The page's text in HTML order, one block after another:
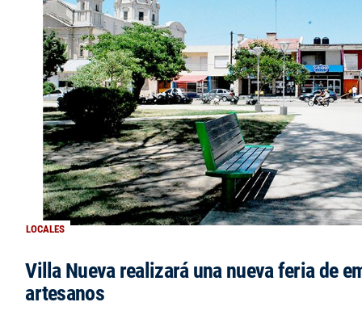
LOCALES
Villa Nueva realizará una nueva feria de
artesanos